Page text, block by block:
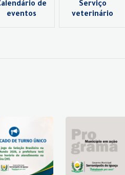
de
eventos
Serviço
veterinário